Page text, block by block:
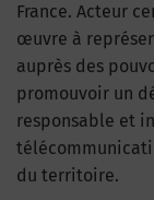
France. Acteur
œuvre à
auprès des
promouvoir un
responsable et
du territoire.